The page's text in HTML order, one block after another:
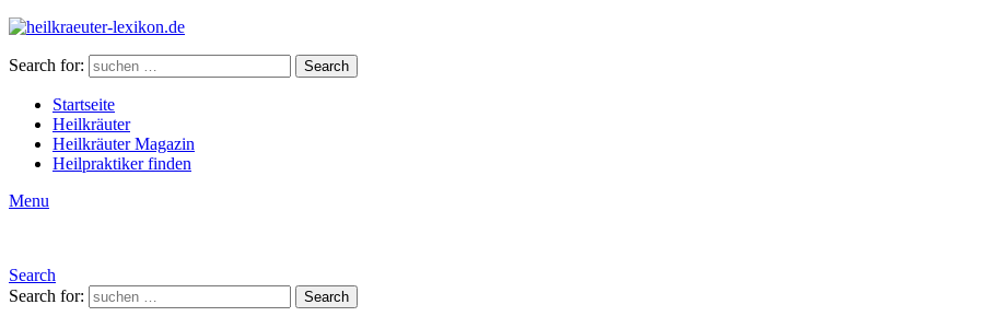
Search for: Search
Startseite
Heilkräuter
Heilkräuter Magazin
Heilpraktiker finden
Menu
Search
Search for:
Search